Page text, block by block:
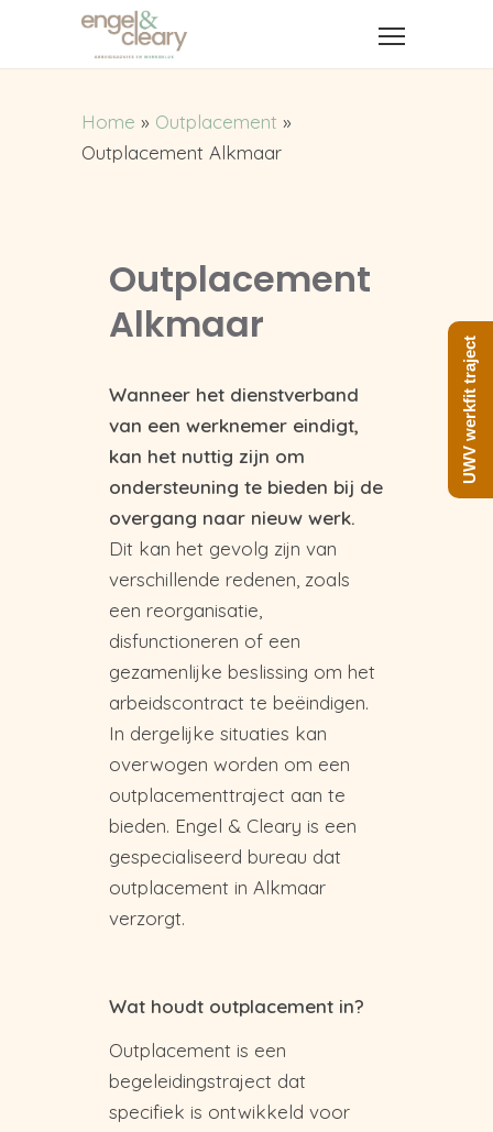
Home » Outplacement »
Outplacement Alkmaar
Outplacement
Alkmaar
Wanneer het dienstverband
van een werknemer eindigt,
kan het nuttig zijn om
ondersteuning te bieden bij de
overgang naar nieuw werk.
Dit kan het gevolg zijn van
verschillende redenen, zoals
een reorganisatie,
disfunctioneren of een
gezamenlijke beslissing om het
arbeidscontract te beëindigen.
In dergelijke situaties kan
overwogen worden om een
outplacementtraject aan te
bieden. Engel & Cleary is een
gespecialiseerd bureau dat
outplacement in Alkmaar
verzorgt.
Wat houdt outplacement in?
Outplacement is een
begeleidingstraject dat
specifiek is ontwikkeld voor
UWV werkfit traject